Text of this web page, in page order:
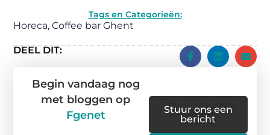
Tags en Categorieën:
Horeca,Coffee bar Ghent
DEEL DIT:
Begin vandaag nog
met bloggen op
Fgenet
Stuur ons een
bericht